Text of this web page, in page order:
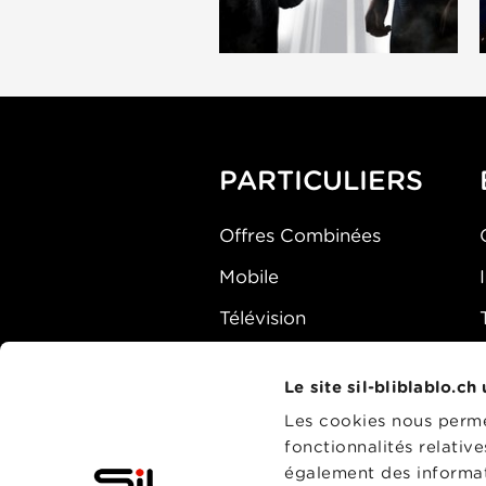
Le site sil-bliblablo.ch
Les cookies nous
fonctionnalités
également des
PARTICULIERS
Offres Combinées
Mobile
Télévision